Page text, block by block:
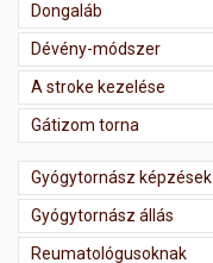
Dongaláb
Dévény-módszer
A stroke kezelése
Gátizom torna
Gyógytornász képzések
Gyógytornász állás
Reumatológusoknak